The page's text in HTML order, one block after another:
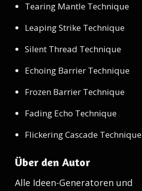
Tearing Mantle Technique
Leaping Strike Technique
Silent Thread Technique
Echoing Barrier Technique
Frozen Barrier Technique
Fading Echo Technique
Flickering Cascade Technique
Über den Autor
Alle Ideen-Generatoren und